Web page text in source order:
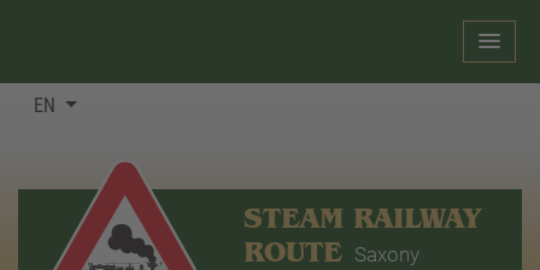
EN
STEAM RAILWAY
ROUTE Saxony